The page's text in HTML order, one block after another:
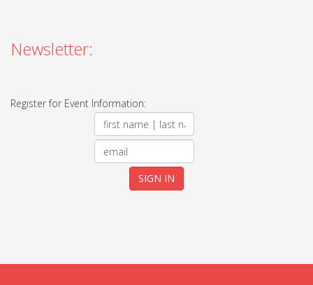
Newsletter:
Register for Event Information: